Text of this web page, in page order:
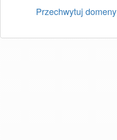
Przechwytuj domeny